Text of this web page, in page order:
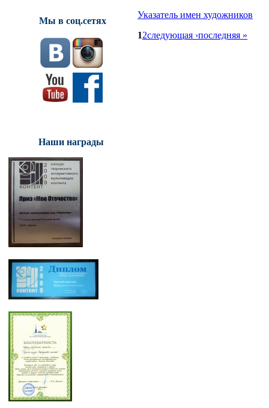
Мы в соц.сетях
Наши награды
Указатель имен художников
12следующая ›последняя »